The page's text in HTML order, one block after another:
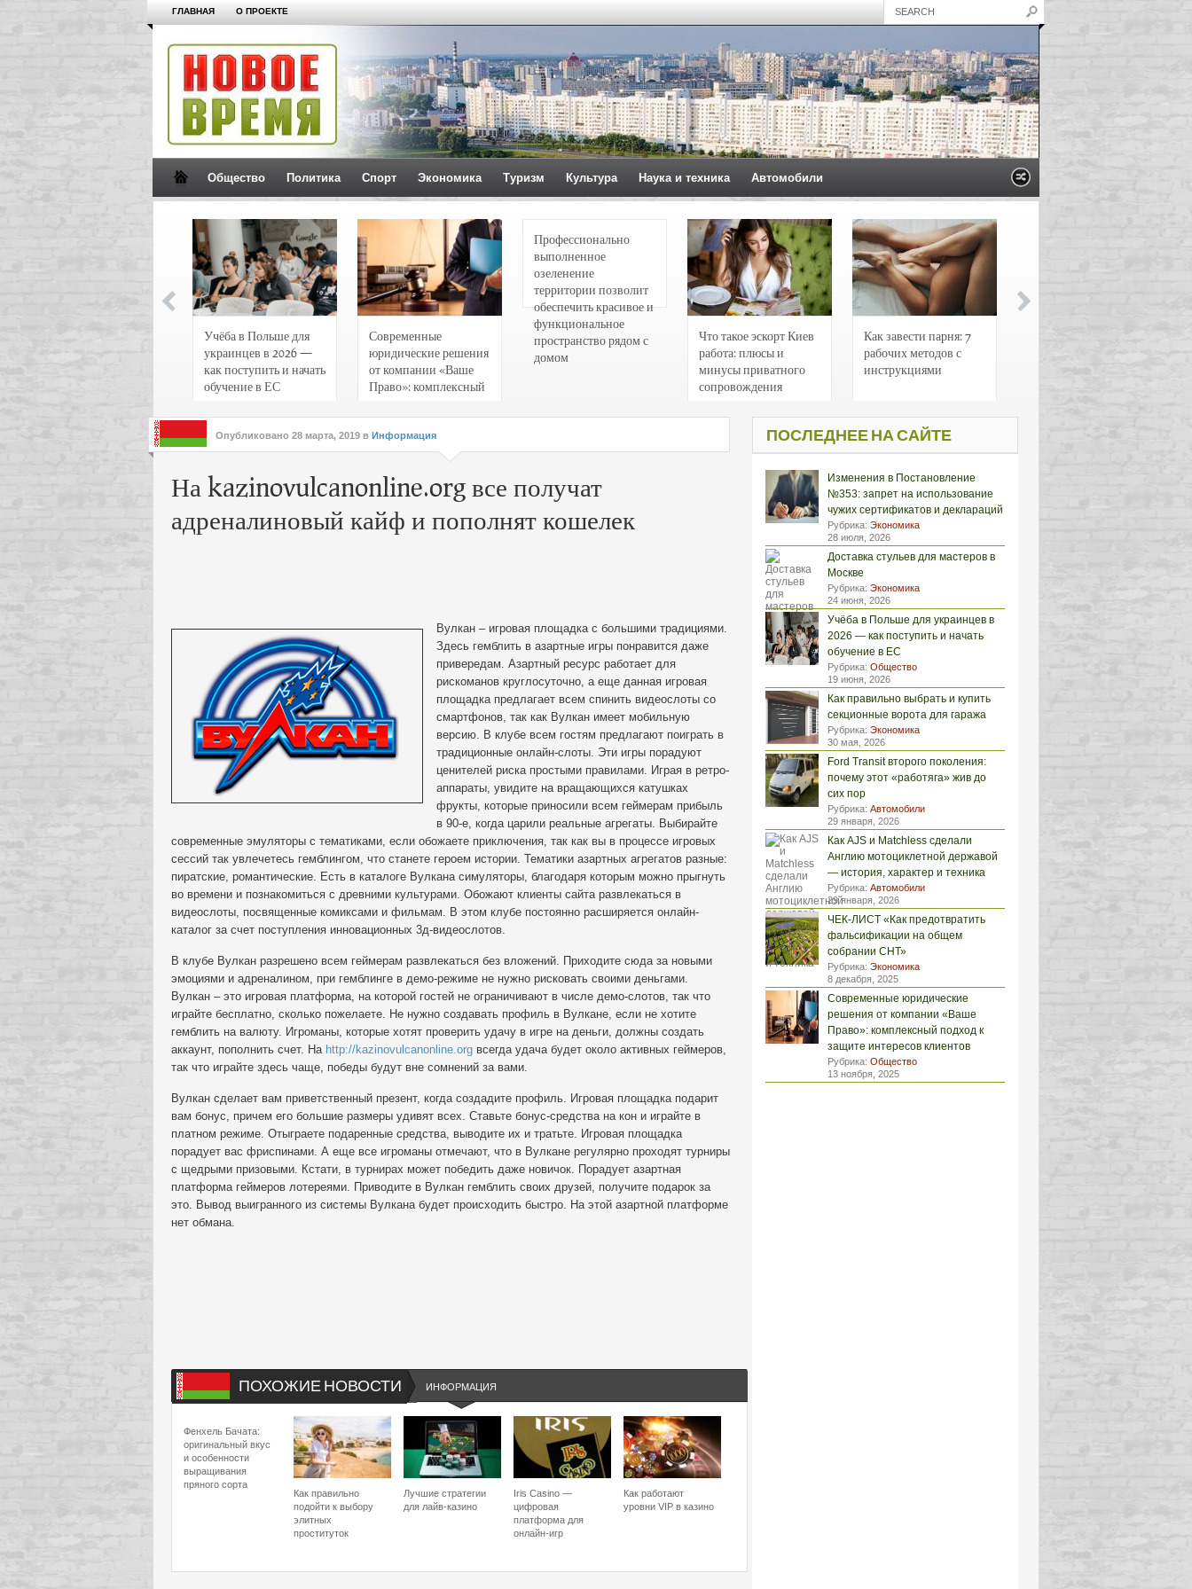
ГЛАВНАЯ О ПРОЕКТЕ
Общество Политика Спорт Экономика Туризм Культура Наука и техника Автомобили
Учёба в Польше для
украинцев в 2026 —
как поступить и начать
обучение в ЕС
Современные
юридические решения
от компании «Ваше
Право»: комплексный
интересов клиентов
Профессионально
выполненное
озеленение
территории позволит
обеспечить красивое и
функциональное
пространство рядом с
домом
Что такое эскорт Киев
работа: плюсы и
минусы приватного
сопровождения
Как завести парня: 7
рабочих методов с
инструкциями
Опубликовано 28 марта, 2019 в Информация
На kazinovulcanonline.org все получат
адреналиновый кайф и пополнят кошелек
Вулкан – игровая площадка с большими традициями.
Здесь гемблить в азартные игры понравится даже
привередам. Азартный ресурс работает для
рискоманов круглосуточно, а еще данная игровая
площадка предлагает всем спинить видеослоты со
смартфонов, так как Вулкан имеет мобильную
версию. В клубе всем гостям предлагают поиграть в
традиционные онлайн-слоты. Эти игры порадуют
ценителей риска простыми правилами. Играя в ретро-
аппараты, увидите на вращающихся катушках
фрукты, которые приносили всем геймерам прибыль
в 90-е, когда царили реальные агрегаты. Выбирайте
современные эмуляторы с тематиками, если обожаете приключения, так как вы в процессе игровых
сессий так увлечетесь гемблингом, что станете героем истории. Тематики азартных агрегатов разные:
пиратские, романтические. Есть в каталоге Вулкана симуляторы, благодаря которым можно прыгнуть
во времени и познакомиться с древними культурами. Обожают клиенты сайта развлекаться в
видеослоты, посвященные комиксами и фильмам. В этом клубе постоянно расширяется онлайн-
каталог за счет поступления инновационных 3д-видеослотов.
В клубе Вулкан разрешено всем геймерам развлекаться без вложений. Приходите сюда за новыми
эмоциями и адреналином, при гемблинге в демо-режиме не нужно рисковать своими деньгами.
Вулкан – это игровая платформа, на которой гостей не ограничивают в числе демо-слотов, так что
играйте бесплатно, сколько пожелаете. Не нужно создавать профиль в Вулкане, если не хотите
гемблить на валюту. Игроманы, которые хотят проверить удачу в игре на деньги, должны создать
аккаунт, пополнить счет. На http://kazinovulcanonline.org всегда удача будет около активных геймеров,
так что играйте здесь чаще, победы будут вне сомнений за вами.
Вулкан сделает вам приветственный презент, когда создадите профиль. Игровая площадка подарит
вам бонус, причем его большие размеры удивят всех. Ставьте бонус-средства на кон и играйте в
платном режиме. Отыграете подаренные средства, выводите их и тратьте. Игровая площадка
порадует вас фриспинами. А еще все игроманы отмечают, что в Вулкане регулярно проходят турниры
с щедрыми призовыми. Кстати, в турнирах может победить даже новичок. Порадует азартная
платформа геймеров лотереями. Приводите в Вулкан гемблить своих друзей, получите подарок за
это. Вывод выигранного из системы Вулкана будет происходить быстро. На этой азартной платформе
нет обмана.
ПОХОЖИЕ НОВОСТИ ИНФОРМАЦИЯ
Фенхель Бачата:
оригинальный вкус
и особенности
выращивания
пряного сорта
Как правильно
подойти к выбору
элитных
проституток
Лучшие стратегии
для лайв-казино
Iris Casino —
цифровая
платформа для
онлайн-игр
Как работают
уровни VIP в казино
ПОСЛЕДНЕЕ НА САЙТЕ
Изменения в Постановление
№353: запрет на использование
чужих сертификатов и деклараций
Рубрика: Экономика
28 июля, 2026
Доставка стульев для мастеров в
Москве
Рубрика: Экономика
24 июня, 2026
Учёба в Польше для украинцев в
2026 — как поступить и начать
обучение в ЕС
Рубрика: Общество
19 июня, 2026
Как правильно выбрать и купить
секционные ворота для гаража
Рубрика: Экономика
30 мая, 2026
Ford Transit второго поколения:
почему этот «работяга» жив до
сих пор
Рубрика: Автомобили
29 января, 2026
Как AJS и Matchless сделали
Англию мотоциклетной державой
— история, характер и техника
Рубрика: Автомобили
29 января, 2026
ЧЕК-ЛИСТ «Как предотвратить
фальсификации на общем
собрании СНТ»
Рубрика: Экономика
8 декабря, 2025
Современные юридические
решения от компании «Ваше
Право»: комплексный подход к
защите интересов клиентов
Рубрика: Общество
13 ноября, 2025